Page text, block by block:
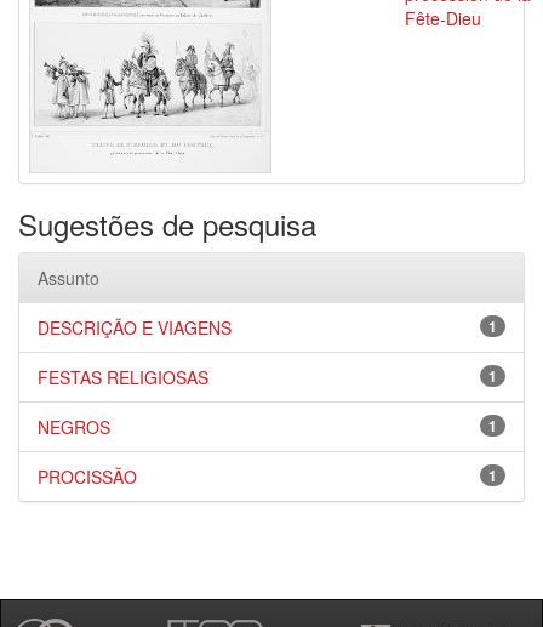
Fête-Dieu
Sugestões de pesquisa
Assunto
1
DESCRIÇÃO E VIAGENS
1
FESTAS RELIGIOSAS
1
NEGROS
1
PROCISSÃO